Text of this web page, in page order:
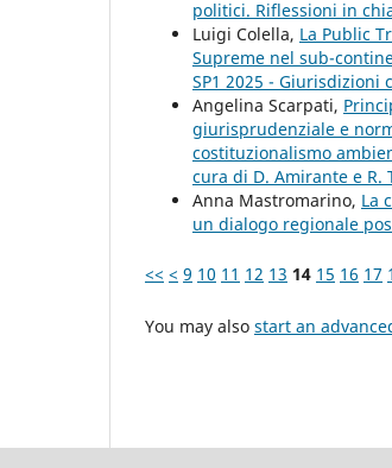
politici. Riflessioni in
Luigi Colella, La Public
Supreme nel sub-
SP1 2025 -
Angelina Scarpati,
giurisprudenziale e
costituzionalismo
cura di D. Amirante e R.
Anna Mastromarino, La
un dialogo regionale
<< < 9 10 11 12 13 14 15 16 17
You may also start an